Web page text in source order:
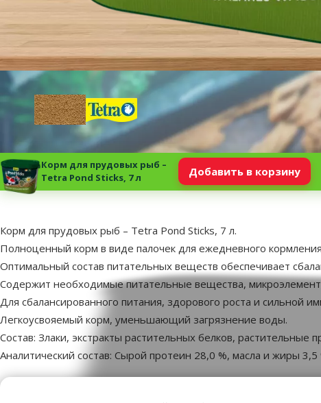
Корм для прудовых рыб –
Tetra Pond Sticks, 7 л
Добавить в корзину
superzoo.product.detail.content
Корм для прудовых рыб – Tetra Pond Sticks, 7 л.
Полноценный корм в виде палочек для ежедневного
Оптимальный состав питательных веществ обеспечивает
Содержит необходимые питательные вещества,
Для сбалансированного питания, здорового роста и сильной
Легкоусвояемый корм, уменьшающий загрязнение воды.
Состав: Злаки, экстракты растительных белков,
Аналитический состав: Сырой протеин 28,0 %, масла и жиры 3,5